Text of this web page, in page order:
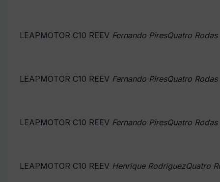
LEAPMOTOR C10 REEV Fernando PiresQuatro Rodas
LEAPMOTOR C10 REEV Fernando PiresQuatro Rodas
LEAPMOTOR C10 REEV Fernando PiresQuatro Rodas
LEAPMOTOR C10 REEV Henrique RodriguezQuatro